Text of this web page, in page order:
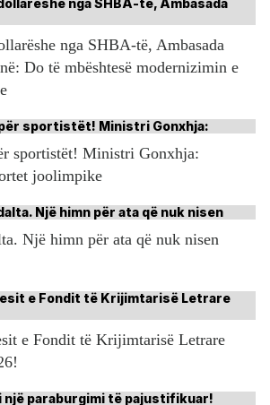
nga SHBA-të, Ambasada
Do të mbështesë modernizimin e
sportistët! Ministri Gonxhja:
joolimpike
Një himn për ata që nuk nisen
e Fondit të Krijimtarisë Letrare